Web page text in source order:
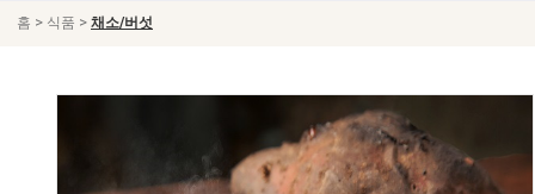
홈 > 식품 > 채소/버섯